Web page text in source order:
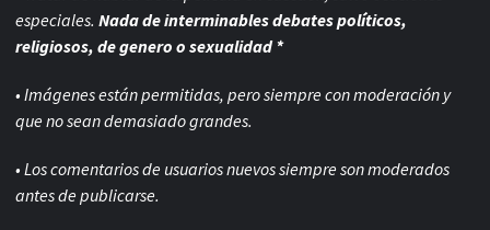
especiales. Nada de interminables debates políticos,
religiosos, de genero o sexualidad *
• Imágenes están permitidas, pero siempre conmoderación y
que no sean demasiado grandes.
• Los comentarios de usuarios nuevos siempre son moderados
antes de publicarse.